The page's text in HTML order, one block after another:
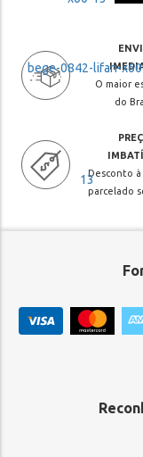
O maior
do
Desconto
parcelado